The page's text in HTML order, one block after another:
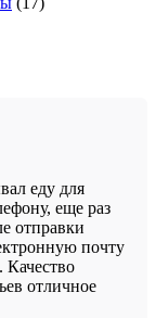
еду для
еще раз
отправки
почту
Качество
отличное